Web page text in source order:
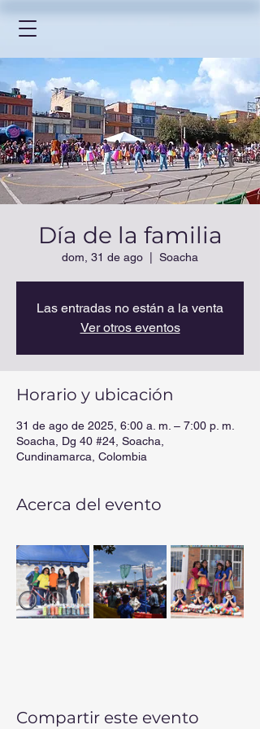
Día de la familia
dom, 31 de ago Soacha
Las entradas no están a la venta
Ver otros eventos
Horario y ubicación
31 de ago de 2025, 6:00 a. m. – 7:00 p. m.
Soacha, Dg 40 #24, Soacha,
Cundinamarca, Colombia
Acerca del evento
Compartir este evento